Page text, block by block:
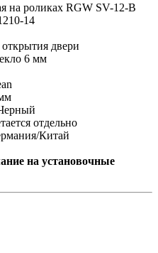
на роликах RGW SV-12-B
14
двери
6 мм
отдельно
Китай
на установочные